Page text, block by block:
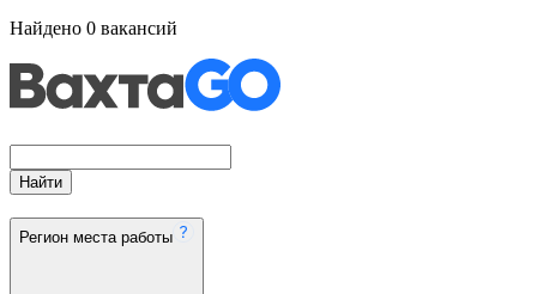
Найдено 0 вакансий
Найти
Регион места работы